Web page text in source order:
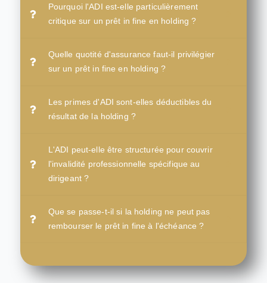
Pourquoi l'ADI est-elle particulièrement
critique sur un prêt in fine en holding ?
Quelle quotité d'assurance faut-il privilégier
sur un prêt in fine en holding ?
Les primes d'ADI sont-elles déductibles du
résultat de la holding ?
L'ADI peut-elle être structurée pour couvrir
l'invalidité professionnelle spécifique au
dirigeant ?
Que se passe-t-il si la holding ne peut pas
rembourser le prêt in fine à l'échéance ?